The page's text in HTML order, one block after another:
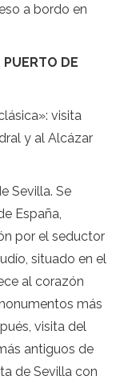
a bordo en
DE
visita
y al Alcázar
Sevilla. Se
España,
por el seductor
situado en el
al corazón
más
visita del
antiguos de
de Sevilla con